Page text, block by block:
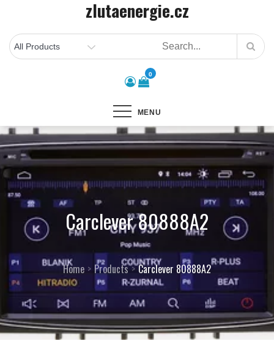
content
zlutaenergie.cz
0
MENU
Carclever 80888A2
Home Products Carclever 80888A2